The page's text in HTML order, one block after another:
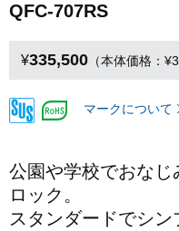
QFC-707RS
¥335,500 （本体価格：
マークについて
公園や学校でおなじ
ロック。
スタンダードでシ